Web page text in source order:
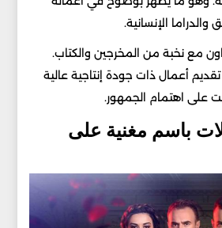
الإنسانية.
مع نخبة من المخرجين والكتاب.
أعمال ذات جودة إنتاجية عالية
اهتمام الجمهور.
باسم مغنية على